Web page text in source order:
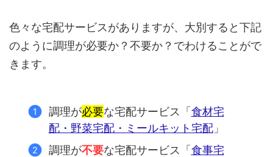
色々な宅配サービスがありますが、大別すると下記
のように調理が必要か？不要か？でわけることがで
きます。
調理が必要な宅配サービス「食材宅
配・野菜宅配・ミールキット宅配」
調理が不要な宅配サービス「食事宅